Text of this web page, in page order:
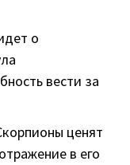
о
вести за
ценят
в его